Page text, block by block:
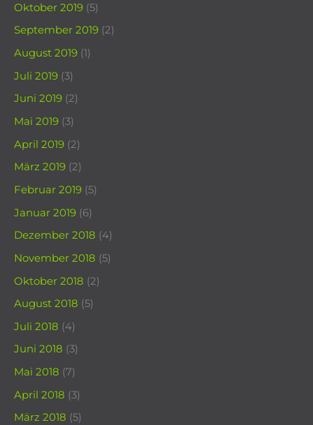
Oktober 2019 (5)
September 2019 (2)
August 2019 (1)
Juli 2019 (3)
Juni 2019 (2)
Mai 2019 (3)
April 2019 (2)
März 2019 (2)
Februar 2019 (5)
Januar 2019 (6)
Dezember 2018 (4)
November 2018 (5)
Oktober 2018 (2)
August 2018 (5)
Juli 2018 (4)
Juni 2018 (3)
Mai 2018 (7)
April 2018 (3)
März 2018 (5)